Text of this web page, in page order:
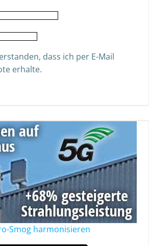
dass ich per E-Mail
erhalte.
Smog harmonisieren